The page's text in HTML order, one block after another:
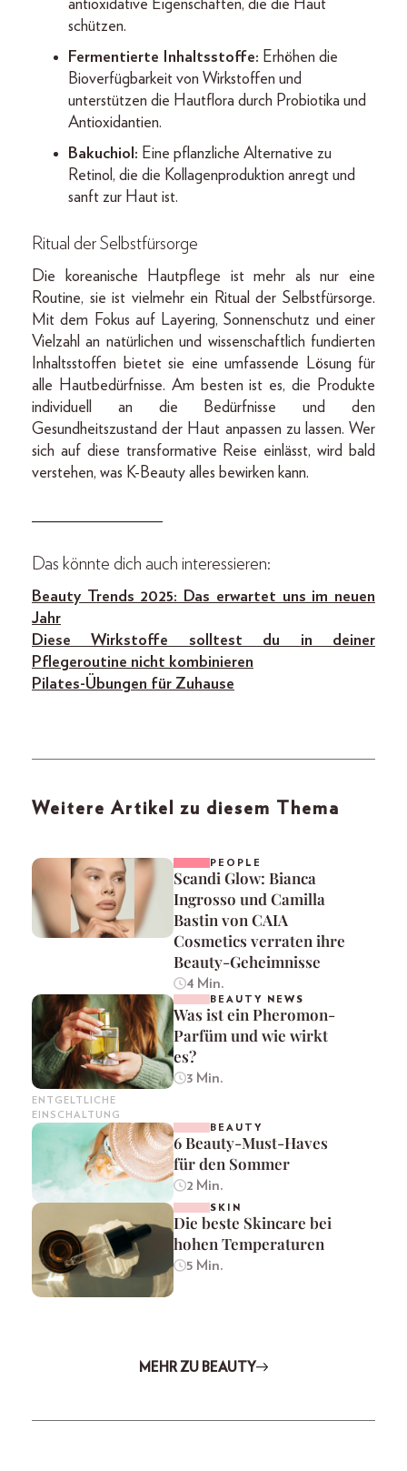
antioxidative Eigenschaften, die die Haut
schützen.
Fermentierte Inhaltsstoffe: Erhöhen die
Bioverfügbarkeit von Wirkstoffen und
unterstützen die Hautflora durch Probiotika und
Antioxidantien.
Bakuchiol: Eine pflanzliche Alternative zu
Retinol, die die Kollagenproduktion anregt und
sanft zur Haut ist.
Ritual der Selbstfürsorge
Die koreanische Hautpflege ist mehr als nur eine
Routine, sie ist vielmehr ein Ritual der Selbstfürsorge.
Mit dem Fokus auf Layering, Sonnenschutz und einer
Vielzahl an natürlichen und wissenschaftlich fundierten
Inhaltsstoffen bietet sie eine umfassende Lösung für
alle Hautbedürfnisse. Am besten ist es, die Produkte
individuell an die Bedürfnisse und den
Gesundheitszustand der Haut anpassen zu lassen. Wer
sich auf diese transformative Reise einlässt, wird bald
verstehen, was K-Beauty alles bewirken kann.
________________
Das könnte dich auch interessieren:
Beauty Trends 2025: Das erwartet uns im neuen
Jahr
Diese Wirkstoffe solltest du in deiner
Pflegeroutine nicht kombinieren
Pilates-Übungen für Zuhause
Weitere Artikel zu diesem Thema
PEOPLE
Scandi Glow: Bianca
Ingrosso und Camilla
Bastin von CAIA
Cosmetics verraten ihre
Beauty-Geheimnisse
4 Min.
ENTGELTLICHE
EINSCHALTUNG
BEAUTY NEWS
Was ist ein Pheromon-
Parfüm und wie wirkt
es?
3 Min.
BEAUTY
6 Beauty-Must-Haves
für den Sommer
2 Min.
SKIN
Die beste Skincare bei
hohen Temperaturen
5 Min.
MEHR ZU BEAUTY